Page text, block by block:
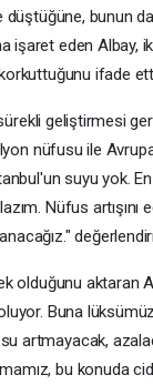
düştüğüne, bunun
işaret eden Albay,
korkuttuğunu ifade
geliştirmesi
nüfusu ile
suyu yok.
Nüfus artışını
olduğunu aktaran
Buna
artmayacak,
bu konuda